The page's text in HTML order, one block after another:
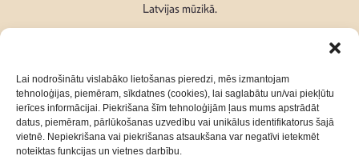
Lai nodrošinātu vislabāko lietošanas pieredzi, mēs izmantojam
tehnoloģijas, piemēram, sīkdatnes (cookies), lai saglabātu un/vai piekļūtu
ierīces informācijai. Piekrišana šīm tehnoloģijām ļaus mums apstrādāt
datus, piemēram, pārlūkošanas uzvedību vai unikālus identifikatorus šajā
vietnē. Nepiekrišana vai piekrišanas atsaukšana var negatīvi ietekmēt
noteiktas funkcijas un vietnes darbību.
Latvijas mūzikā.
Seko mums: